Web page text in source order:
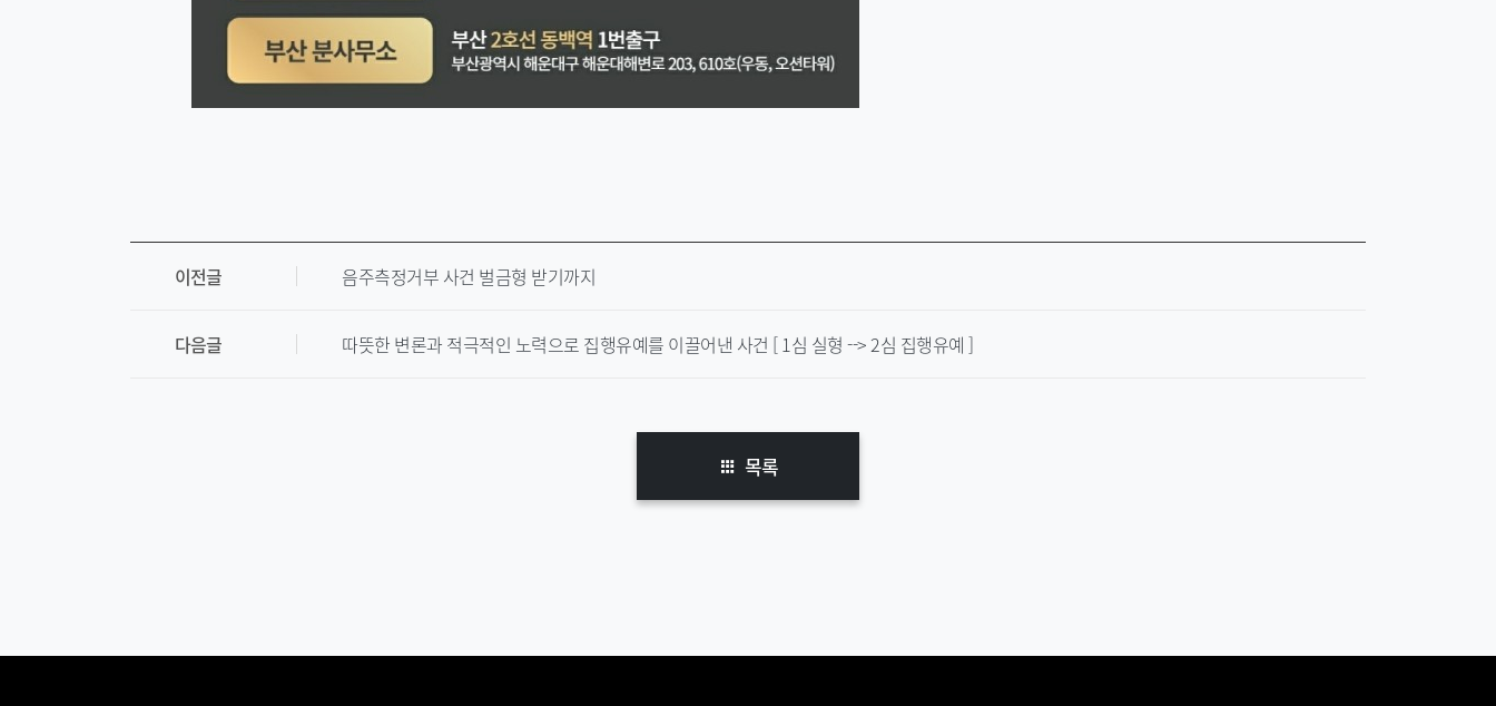
이전글 음주측정거부 사건 벌금형 받기까지
다음글 따뜻한 변론과 적극적인 노력으로 집행유예를 이끌어낸 사건 [ 1심 실형 --> 2심 집행유예 ]
목록